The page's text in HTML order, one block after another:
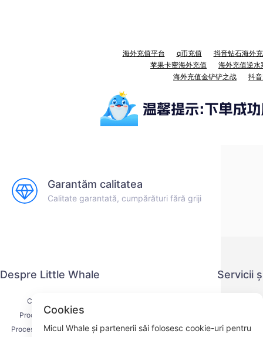
海外充值平台 q币充值
抖音钻石海外
苹果卡密海外充值
海外充值逆水
海外充值金铲铲之战
抖
Garantăm calitatea
Calitate garantată, cumpărături fără griji
Despre Little Whale
Contactați-ne
Procesul de livrare
Procesul de rambursare
Servicii
Acordul
Cookies
Micul Whale și partenerii săi folosesc cookie-uri pentru